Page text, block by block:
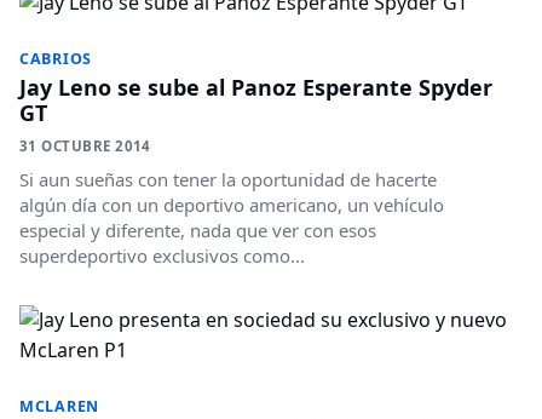
CABRIOS
Jay Leno se sube al Panoz Esperante Spyder
GT
31 OCTUBRE 2014
Si aun sueñas con tener la oportunidad de hacerte
algún día con un deportivo americano, un vehículo
especial y diferente, nada que ver con esos
superdeportivo exclusivos como...
MCLAREN